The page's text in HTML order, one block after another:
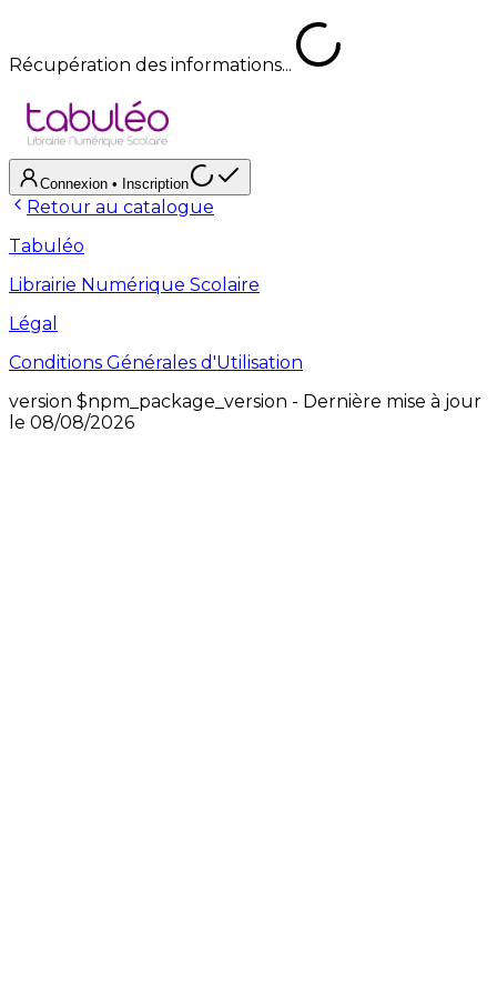
Récupération des informations...
Connexion • Inscription
Retour au catalogue
Tabuléo
Librairie Numérique Scolaire
Légal
Conditions Générales d'Utilisation
version $npm_package_version - Dernière mise à jour
le 08/08/2026